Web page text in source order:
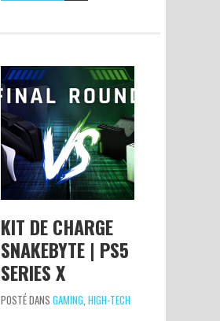
KIT DE CHARGE
SNAKEBYTE | PS5
SERIES X
POSTÉ DANS GAMING HIGH-TECH